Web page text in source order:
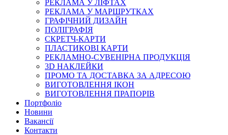
РЕКЛАМА У ЛІФТАХ
РЕКЛАМА У МАРШРУТКАХ
ГРАФІЧНИЙ ДИЗАЙН
ПОЛІГРАФІЯ
СКРЕТЧ-КАРТИ
ПЛАСТИКОВІ КАРТИ
РЕКЛАМНО-СУВЕНІРНА ПРОДУКЦІЯ
3D НАКЛЕЙКИ
ПРОМО ТА ДОСТАВКА ЗА АДРЕСОЮ
ВИГОТОВЛЕННЯ ІКОН
ВИГОТОВЛЕННЯ ПРАПОРІВ
Портфоліо
Новини
Вакансії
Контакти